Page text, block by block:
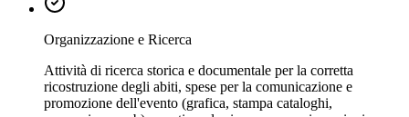
Organizzazione e Ricerca
Attività di ricerca storica e documentale per la corretta
ricostruzione degli abiti, spese per la comunicazione e
promozione dell'evento (grafica, stampa cataloghi,